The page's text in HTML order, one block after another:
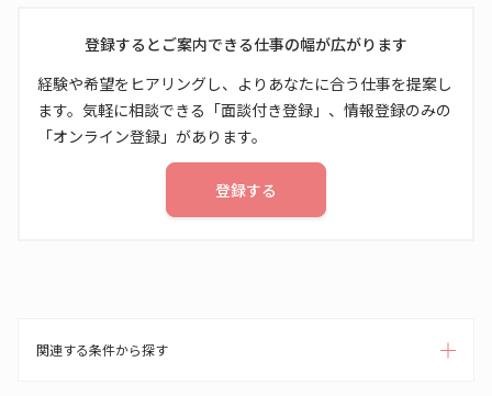
登録するとご案内できる仕事の幅が広がります
経験や希望をヒアリングし、よりあなたに合う仕事を提案し
ます。気軽に相談できる「面談付き登録」、情報登録のみの
「オンライン登録」があります。
登録する
関連する条件から探す